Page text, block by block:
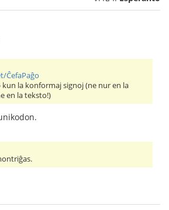
ĈefaPaĝo
la konformaj signoj (ne nur en la
en la teksto!)